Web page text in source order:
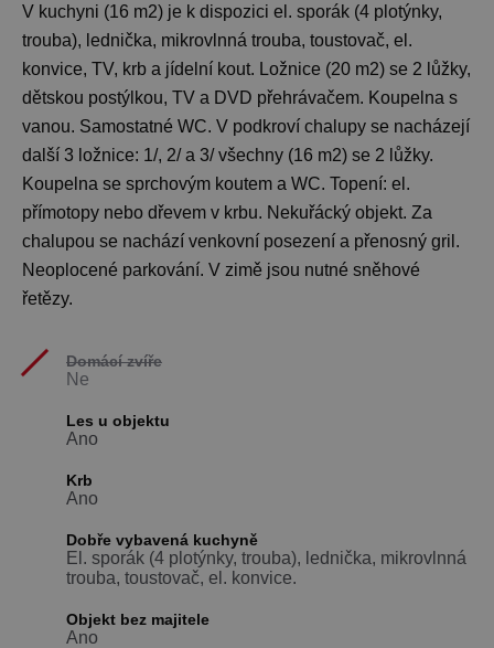
V kuchyni (16 m2) je k dispozici el. sporák (4 plotýnky,
trouba), lednička, mikrovlnná trouba, toustovač, el.
konvice, TV, krb a jídelní kout. Ložnice (20 m2) se 2 lůžky,
dětskou postýlkou, TV a DVD přehrávačem. Koupelna s
vanou. Samostatné WC. V podkroví chalupy se nacházejí
další 3 ložnice: 1/, 2/ a 3/ všechny (16 m2) se 2 lůžky.
Koupelna se sprchovým koutem a WC. Topení: el.
přímotopy nebo dřevem v krbu. Nekuřácký objekt. Za
chalupou se nachází venkovní posezení a přenosný gril.
Neoplocené parkování. V zimě jsou nutné sněhové
řetězy.
Domácí zvíře
Ne
Les u objektu
Ano
Krb
Ano
Dobře vybavená kuchyně
El. sporák (4 plotýnky, trouba), lednička, mikrovlnná
trouba, toustovač, el. konvice.
Objekt bez majitele
Ano